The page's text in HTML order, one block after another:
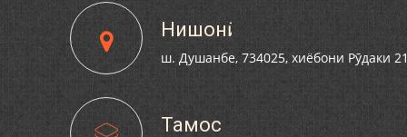
Нишонӣ
ш. Душанбе, 734025, хиёбони Рӯдаки 21
Тамос